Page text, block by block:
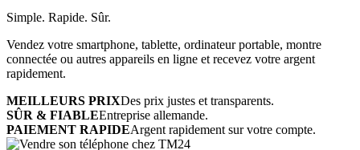
Simple. Rapide. Sûr.
Vendez votre smartphone, tablette, ordinateur portable, montre
connectée ou autres appareils en ligne et recevez votre argent
rapidement.
MEILLEURS PRIXDes prix justes et transparents.
SÛR & FIABLEEntreprise allemande.
PAIEMENT RAPIDEArgent rapidement sur votre compte.